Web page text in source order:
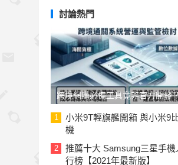
討論熱門
跨境網購必備工具竟非官方開發
家與民代質疑「EZ WAY 易利委
大治理漏洞
1
小米9T輕旗艦開箱 與小米9
機
2
推薦十大 Samsung三星手機
行榜【2021年最新版】